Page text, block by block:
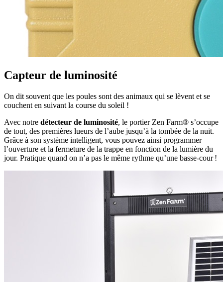
Capteur de luminosité
On dit souvent que les poules sont des animaux qui se lèvent et se
couchent en suivant la course du soleil !
Avec notre détecteur de luminosité, le portier Zen Farm® s’occupe
de tout, des premières lueurs de l’aube jusqu’à la tombée de la nuit.
Grâce à son système intelligent, vous pouvez ainsi programmer
l’ouverture et la fermeture de la trappe en fonction de la lumière du
jour. Pratique quand on n’a pas le même rythme qu’une basse-cour !